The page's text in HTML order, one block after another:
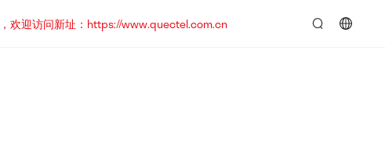
欢迎访问新址：https://www.quectel.com.cn